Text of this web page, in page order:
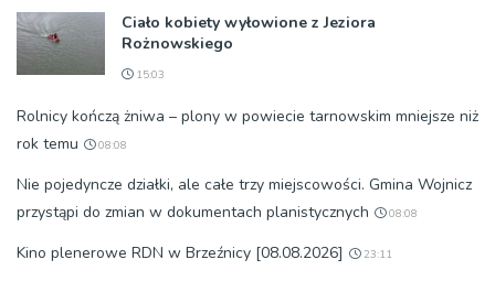
Ciało kobiety wyłowione z Jeziora
Rożnowskiego
15:03
Rolnicy kończą żniwa – plony w powiecie tarnowskim mniejsze niż
rok temu
08:08
Nie pojedyncze działki, ale całe trzy miejscowości. Gmina Wojnicz
przystąpi do zmian w dokumentach planistycznych
08:08
Kino plenerowe RDN w Brzeźnicy [08.08.2026] 23:11